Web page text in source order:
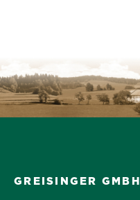
GREISINGER GMBH